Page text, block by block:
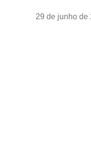
29 de junho de